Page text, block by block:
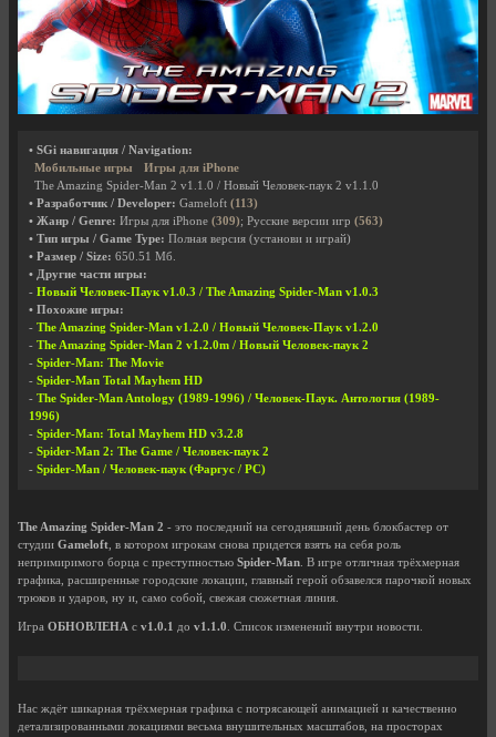
• SGi навигация / Navigation:
Мобильные игры
Игры для iPhone
The Amazing Spider-Man 2 v1.1.0 / Новый Человек-паук 2 v1.1.0
• Разработчик / Developer: Gameloft (113)
• Жанр / Genre: Игры для iPhone (309); Русские версии игр (563)
• Тип игры / Game Type: Полная версия (установи и играй)
• Размер / Size: 650.51 Мб.
• Другие части игры:
- Новый Человек-Паук v1.0.3 / The Amazing Spider-Man v1.0.3
• Похожие игры:
- The Amazing Spider-Man v1.2.0 / Новый Человек-Паук v1.2.0
- The Amazing Spider-Man 2 v1.2.0m / Новый Человек-паук 2
- Spider-Man: The Movie
- Spider-Man Total Mayhem HD
- The Spider-Man Antology (1989-1996) / Человек-Паук. Антология (1989-
1996)
- Spider-Man: Total Mayhem HD v3.2.8
- Spider-Man 2: The Game / Человек-паук 2
- Spider-Man / Человек-паук (Фаргус / PC)
The Amazing Spider-Man 2 - это последний на сегодняшний день блокбастер от
студии Gameloft , в котором игрокам снова придется взять на себя роль
непримиримого борца с преступностью Spider-Man . В игре отличная трёхмерная
графика, расширенные городские локации, главный герой обзавелся парочкой новых
трюков и ударов, ну и, само собой, свежая сюжетная линия.
Игра ОБНОВЛЕНА с v1.0.1 до v1.1.0 . Список изменений внутри новости.
Нас ждёт шикарная трёхмерная графика с потрясающей анимацией и качественно
детализированными локациями весьма внушительных масштабов, на просторах